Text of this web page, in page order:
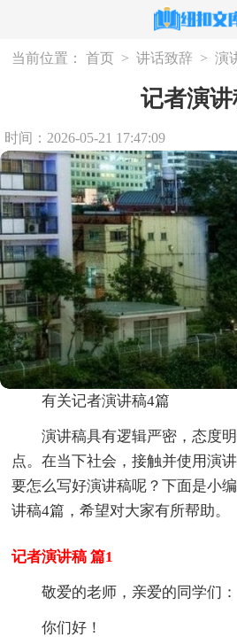
当前位置： 首页 > 讲话致辞 > 演
记者演
时间：2026-05-21 17:47:09
有关记者演讲稿4篇
演讲稿具有逻辑严密，态度
点。在当下社会，接触并使用演
要怎么写好演讲稿呢？下面是小
讲稿4篇，希望对大家有所帮助。
记者演讲稿 篇1
敬爱的老师，亲爱的同学们：
你们好！